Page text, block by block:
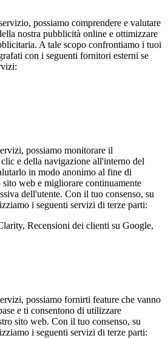
possiamo comprendere e valutare
nostra pubblicità online e ottimizzare
A tale scopo confrontiamo i tuoi
con i seguenti fornitori esterni se
possiamo monitorare il
e della navigazione all'interno del
in modo anonimo al fine di
web e migliorare continuamente
dell'utente. Con il tuo consenso, su
i seguenti servizi di terze parti:
Recensioni dei clienti su Google,
possiamo fornirti feature che vanno
e ti consentono di utilizzare
sito web. Con il tuo consenso, su
i seguenti servizi di terze parti: